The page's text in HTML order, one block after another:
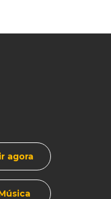
agora